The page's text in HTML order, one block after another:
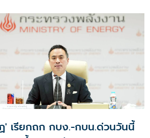
' เรียกถก กบง.-กบน.ด่วนวันนี้